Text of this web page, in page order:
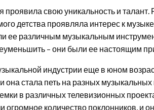
свою уникальность и талант.
детства проявляла интерес к
ее различным музыкальным
– они были ее настоящим
индустрии еще в юном
стала петь на разных
в различных телевизионных
количество поклонников, и